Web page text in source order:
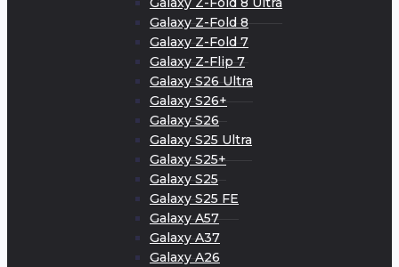
Galaxy Z-Fold 8
Galaxy Z-Fold 7
Galaxy Z-Flip 7
Galaxy S26 Ultra
Galaxy S26+
Galaxy S26
Galaxy S25 Ultra
Galaxy S25+
Galaxy S25
Galaxy S25 FE
Galaxy A57
Galaxy A37
Galaxy A26